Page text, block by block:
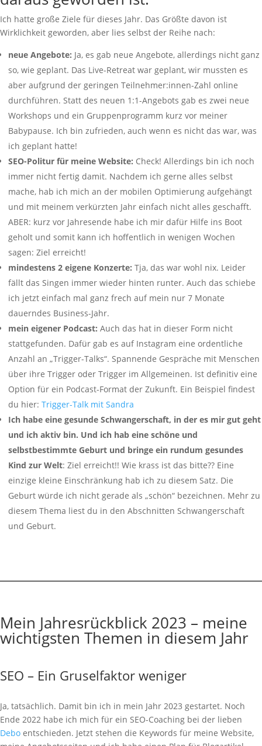
Ich hatte große Ziele für dieses Jahr. Das Größte davon ist
Wirklichkeit geworden, aber lies selbst der Reihe nach:
neue Angebote: Ja, es gab neue Angebote, allerdings nicht ganz
so, wie geplant. Das Live-Retreat war geplant, wir mussten es
aber aufgrund der geringen Teilnehmer:innen-Zahl online
durchführen. Statt des neuen 1:1-Angebots gab es zwei neue
Workshops und ein Gruppenprogramm kurz vor meiner
Babypause. Ich bin zufrieden, auch wenn es nicht das war, was
ich geplant hatte!
SEO-Politur für meine Website: Check! Allerdings bin ich noch
immer nicht fertig damit. Nachdem ich gerne alles selbst
mache, hab ich mich an der mobilen Optimierung aufgehängt
und mit meinem verkürzten Jahr einfach nicht alles geschafft.
ABER: kurz vor Jahresende habe ich mir dafür Hilfe ins Boot
geholt und somit kann ich hoffentlich in wenigen Wochen
sagen: Ziel erreicht!
mindestens 2 eigene Konzerte: Tja, das war wohl nix. Leider
fällt das Singen immer wieder hinten runter. Auch das schiebe
ich jetzt einfach mal ganz frech auf mein nur 7 Monate
dauerndes Business-Jahr.
mein eigener Podcast: Auch das hat in dieser Form nicht
stattgefunden. Dafür gab es auf Instagram eine ordentliche
Anzahl an „Trigger-Talks“. Spannende Gespräche mit Menschen
über ihre Trigger oder Trigger im Allgemeinen. Ist definitiv eine
Option für ein Podcast-Format der Zukunft. Ein Beispiel findest
du hier: Trigger-Talk mit Sandra
Ich habe eine gesunde Schwangerschaft, in der es mir gut geht
und ich aktiv bin. Und ich hab eine schöne und
selbstbestimmte Geburt und bringe ein rundum gesundes
Kind zur Welt: Ziel erreicht!! Wie krass ist das bitte?? Eine
einzige kleine Einschränkung hab ich zu diesem Satz. Die
Geburt würde ich nicht gerade als „schön“ bezeichnen. Mehr zu
diesem Thema liest du in den Abschnitten Schwangerschaft
und Geburt.
Mein Jahresrückblick 2023 – meine
wichtigsten Themen in diesem Jahr
SEO – Ein Gruselfaktor weniger
Ja, tatsächlich. Damit bin ich in mein Jahr 2023 gestartet. Noch
Ende 2022 habe ich mich für ein SEO-Coaching bei der lieben
Debo entschieden. Jetzt stehen die Keywords für meine Website,